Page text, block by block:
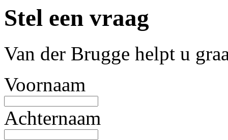
Stel een vraag
Van der Brugge helpt u
Voornaam
Achternaam